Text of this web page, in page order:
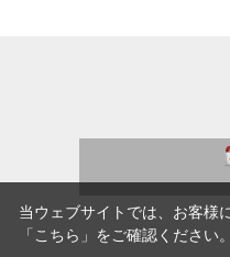
当ウェブサイトでは、お客様
「 こちら 」をご確認ください。